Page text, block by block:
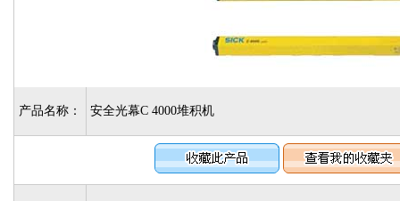
产品名称： 安全光幕C 4000堆积机